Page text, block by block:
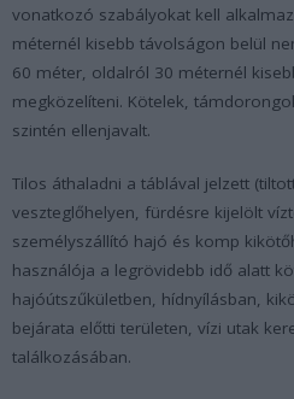
vonatkozó szabályokat kell
méternél kisebb távolságon belül
60 méter, oldalról 30 méternél
megközelíteni. Kötelek,
szintén ellenjavalt.
Tilos áthaladni a táblával jelzett
veszteglőhelyen, fürdésre kijelölt
személyszállító hajó és komp
használója a legrövidebb idő alatt
hajóútszűkületben, hídnyílásban,
bejárata előtti területen, vízi utak
találkozásában.